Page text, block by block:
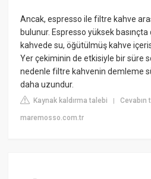
Ancak, espresso ile filtre kahve
bulunur. Espresso yüksek
kahvede su, öğütülmüş kahve
Yer çekiminin de etkisiyle bir süre
nedenle filtre kahvenin demleme
daha uzundur.
Kaynak kaldırma talebi |Cevabın
maremosso.com.tr